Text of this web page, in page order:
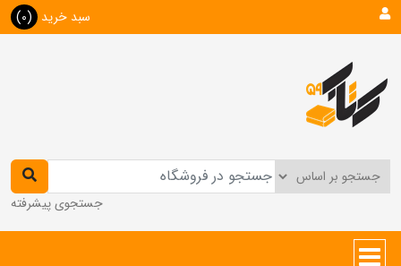
سبد خرید (0)
جستجوی پیشرفته